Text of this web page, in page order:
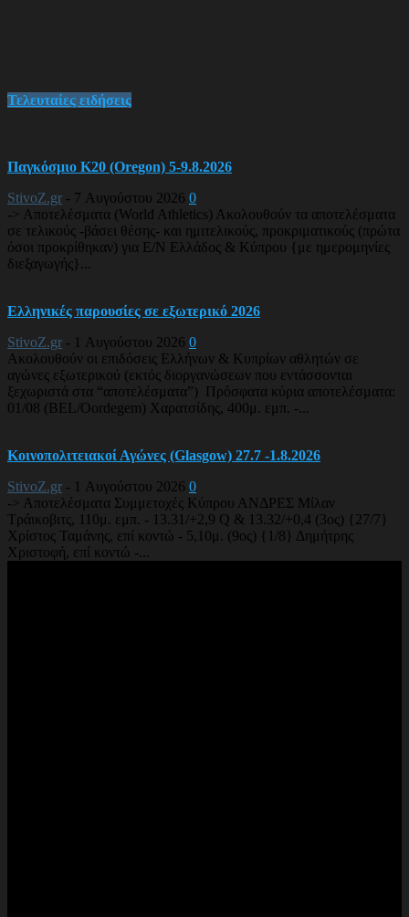
Τελευταίες ειδήσεις
Παγκόσμιο Κ20 (Oregon) 5-9.8.2026
StivoZ.gr - 7 Αυγούστου 2026 0
-> Αποτελέσματα (World Athletics) Ακολουθούν τα αποτελέσματα
σε τελικούς -βάσει θέσης- και ημιτελικούς, προκριματικούς (πρώτα
όσοι προκρίθηκαν) για Ε/Ν Ελλάδος & Κύπρου {με ημερομηνίες
διεξαγωγής}...
Ελληνικές παρουσίες σε εξωτερικό 2026
StivoZ.gr - 1 Αυγούστου 2026 0
Ακολουθούν οι επιδόσεις Ελλήνων & Κυπρίων αθλητών σε
αγώνες εξωτερικού (εκτός διοργανώσεων που εντάσσονται
ξεχωριστά στα “αποτελέσματα”) Πρόσφατα κύρια αποτελέσματα:
01/08 (BEL/Oordegem) Χαρατσίδης, 400μ. εμπ. -...
Κοινοπολιτειακοί Αγώνες (Glasgow) 27.7 -1.8.2026
StivoZ.gr - 1 Αυγούστου 2026 0
-> Αποτελέσματα Συμμετοχές Κύπρου ΑΝΔΡΕΣ Μίλαν
Τράικοβιτς, 110μ. εμπ. - 13.31/+2,9 Q & 13.32/+0,4 (3ος) {27/7}
Χρίστος Ταμάνης, επί κοντώ - 5,10μ. (9ος) {1/8} Δημήτρης
Χριστοφή, επί κοντώ -...